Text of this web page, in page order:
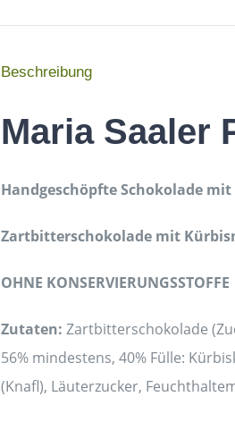
Beschreibung
Maria Saaler
Handgeschöpfte Schokolade
Zartbitterschokolade mit
OHNE KONSERVIERUNGSSTOFFE
Zutaten: Zartbitterschokolade
56% mindestens, 40% Fülle:
(Knafl), Läuterzucker,